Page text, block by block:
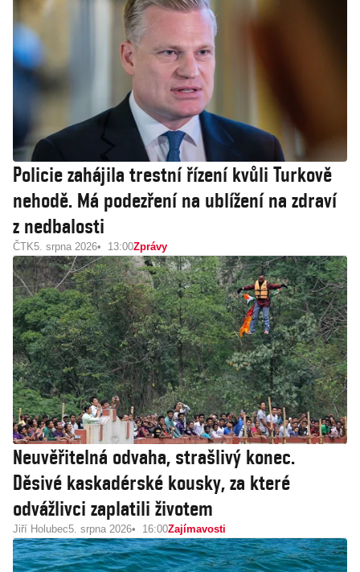
Policie zahájila trestní řízení kvůli Turkově
nehodě. Má podezření na ublížení na zdraví
z nedbalosti
ČTK5. srpna 2026 13:00Zprávy
Neuvěřitelná odvaha, strašlivý konec.
Děsivé kaskadérské kousky, za které
odvážlivci zaplatili životem
Jiří Holubec5. srpna 2026 16:00Zajímavosti